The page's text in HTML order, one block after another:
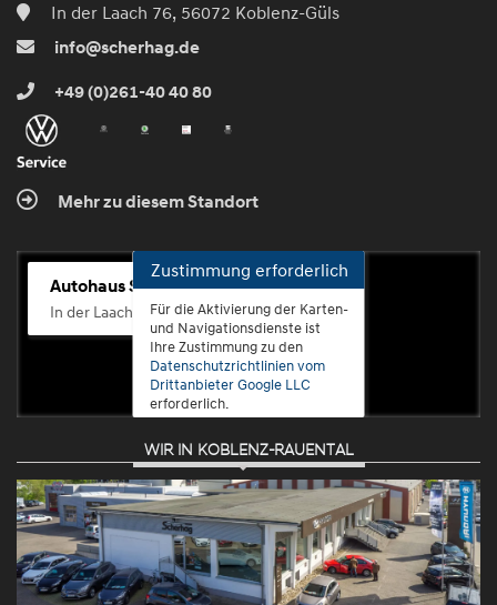
In der Laach 76, 56072 Koblenz-Güls
info@scherhag.de
+49 (0)261-40 40 80
Mehr zu diesem Standort
Autohaus Scherhag
In der Laach 76, 56072 Koblenz-Güls
Zustimmung erforderlich
Für die Aktivierung der Karten-
und Navigationsdienste ist
Ihre Zustimmung zu den
Datenschutzrichtlinien vom
Drittanbieter Google LLC
erforderlich.
Zustimmen
und
aktivieren
WIR IN KOBLENZ-RAUENTAL